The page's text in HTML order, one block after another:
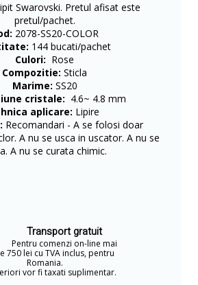
Swarovski. Pretul afisat este
pretul/pachet.
2078-SS20-COLOR
144 bucati/pachet
Culori: Rose
Compozitie: Sticla
Marime: SS20
cristale: 4.6~ 4.8 mm
aplicare: Lipire
Recomandari - A se folosi doar
A nu se usca in uscator. A nu se
A nu se curata chimic.
Transport gratuit
Pentru comenzi on-line mai
750 lei cu TVA inclus, pentru
Romania.
vor fi taxati suplimentar.